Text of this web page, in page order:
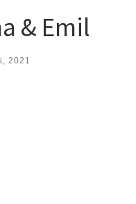
& Emil
2021